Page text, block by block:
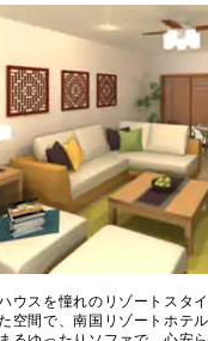
ウスを憧れのリゾートスタ
空間で、南国リゾートホテ